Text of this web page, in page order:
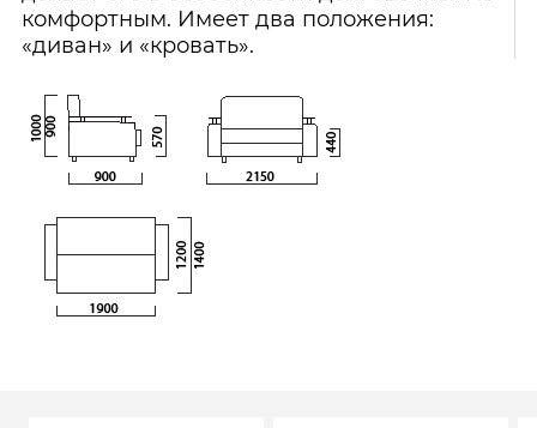
комфортным. Имеет два положения:
«диван» и «кровать».